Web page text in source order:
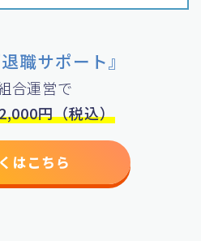
職サポート』
合運営で
円（税込）
はこちら